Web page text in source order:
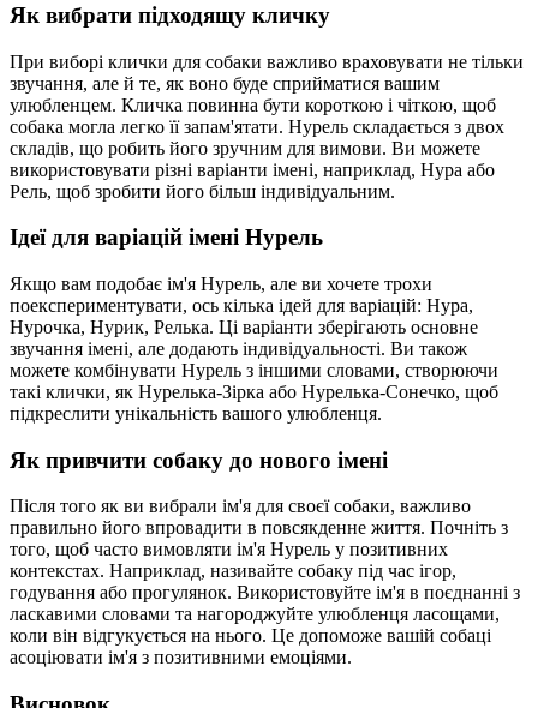
Як вибрати підходящу кличку
При виборі клички для собаки важливо враховувати не тільки
звучання, але й те, як воно буде сприйматися вашим
улюбленцем. Кличка повинна бути короткою і чіткою, щоб
собака могла легко її запам'ятати. Нурель складається з двох
складів, що робить його зручним для вимови. Ви можете
використовувати різні варіанти імені, наприклад, Нура або
Рель, щоб зробити його більш індивідуальним.
Ідеї для варіацій імені Нурель
Якщо вам подобає ім'я Нурель, але ви хочете трохи
поекспериментувати, ось кілька ідей для варіацій: Нура,
Нурочка, Нурик, Релька. Ці варіанти зберігають основне
звучання імені, але додають індивідуальності. Ви також
можете комбінувати Нурель з іншими словами, створюючи
такі клички, як Нурелька-Зірка або Нурелька-Сонечко, щоб
підкреслити унікальність вашого улюбленця.
Як привчити собаку до нового імені
Після того як ви вибрали ім'я для своєї собаки, важливо
правильно його впровадити в повсякденне життя. Почніть з
того, щоб часто вимовляти ім'я Нурель у позитивних
контекстах. Наприклад, називайте собаку під час ігор,
годування або прогулянок. Використовуйте ім'я в поєднанні з
ласкавими словами та нагороджуйте улюбленця ласощами,
коли він відгукується на нього. Це допоможе вашій собаці
асоціювати ім'я з позитивними емоціями.